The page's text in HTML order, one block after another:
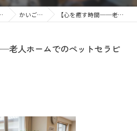
式会社かいご職人 かいご職人のブログ 【心を癒す時間──老人ホームでのペットセラピーの力】
老人ホームでのペットセラピ